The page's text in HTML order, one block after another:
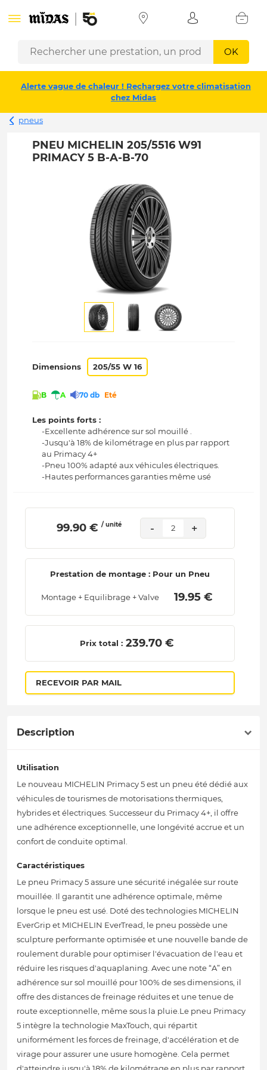
OK
Alerte vague de chaleur ! Rechargez votre climatisation
chez Midas
pneus
PNEU MICHELIN 205/5516 W91
PRIMACY 5 B-A-B-70
Dimensions 205/55 W 16
B A 70 db Eté
Les points forts :
-Excellente adhérence sur sol mouillé .
-Jusqu'à 18% de kilométrage en plus par rapport
au Primacy 4+
-Pneu 100% adapté aux véhicules électriques.
-Hautes performances garanties même usé
99.90 € / unité - 2 +
Prestation de montage : Pour un Pneu
Montage + Equilibrage + Valve 19.95 €
Prix total : 239.70 €
RECEVOIR PAR MAIL
Description
Utilisation
Le nouveau MICHELIN Primacy 5 est un pneu été dédié aux
véhicules de tourismes de motorisations thermiques,
hybrides et électriques. Successeur du Primacy 4+, il offre
une adhérence exceptionnelle, une longévité accrue et un
confort de conduite optimal.
Caractéristiques
Le pneu Primacy 5 assure une sécurité inégalée sur route
mouillée. Il garantit une adhérence optimale, même
lorsque le pneu est usé. Doté des technologies MICHELIN
EverGrip et MICHELIN EverTread, le pneu possède une
sculpture performante optimisée et une nouvelle bande de
roulement durable pour optimiser l'évacuation de l'eau et
réduire les risques d'aquaplaning. Avec une note “A” en
adhérence sur sol mouillé pour 100% de ses dimensions, il
offre des distances de freinage réduites et une tenue de
route exceptionnelle, même sous la pluie.Le pneu Primacy
5 intègre la technologie MaxTouch, qui répartit
uniformément les forces de freinage, d'accélération et de
virage pour assurer une usure homogène. Cela permet